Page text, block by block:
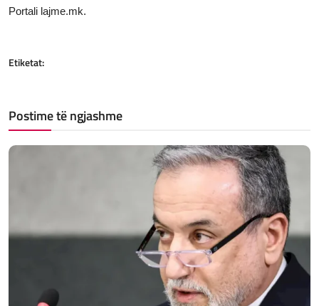
Portali lajme.mk.
Etiketat:
Postime të ngjashme